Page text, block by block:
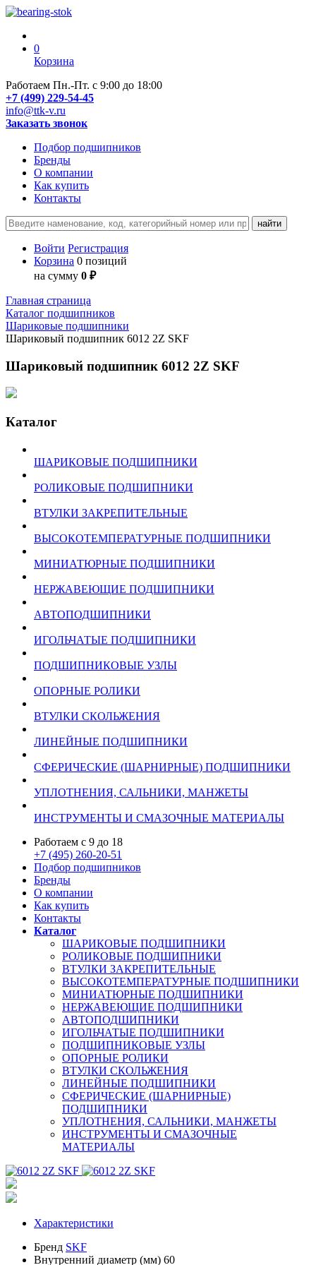
0
Корзина
Работаем Пн.-Пт. с 9:00 до 18:00
+7 (499) 229-54-45
info@ttk-v.ru
Заказать звонок
Подбор подшипников
Бренды
О компании
Как купить
Контакты
Войти Регистрация
Корзина 0 позиций
на сумму 0 ₽
Главная страница
Каталог подшипников
Шариковые подшипники
Шариковый подшипник 6012 2Z SKF
Шариковый подшипник 6012 2Z SKF
Каталог
ШАРИКОВЫЕ ПОДШИПНИКИ
РОЛИКОВЫЕ ПОДШИПНИКИ
ВТУЛКИ ЗАКРЕПИТЕЛЬНЫЕ
ВЫСОКОТЕМПЕРАТУРНЫЕ ПОДШИПНИКИ
МИНИАТЮРНЫЕ ПОДШИПНИКИ
НЕРЖАВЕЮЩИЕ ПОДШИПНИКИ
АВТОПОДШИПНИКИ
ИГОЛЬЧАТЫЕ ПОДШИПНИКИ
ПОДШИПНИКОВЫЕ УЗЛЫ
ОПОРНЫЕ РОЛИКИ
ВТУЛКИ СКОЛЬЖЕНИЯ
ЛИНЕЙНЫЕ ПОДШИПНИКИ
СФЕРИЧЕСКИЕ (ШАРНИРНЫЕ) ПОДШИПНИКИ
УПЛОТНЕНИЯ, САЛЬНИКИ, МАНЖЕТЫ
ИНСТРУМЕНТЫ И СМАЗОЧНЫЕ МАТЕРИАЛЫ
Работаем с 9 до 18
+7 (495) 260-20-51
Подбор подшипников
Бренды
О компании
Как купить
Контакты
Каталог
ШАРИКОВЫЕ ПОДШИПНИКИ
РОЛИКОВЫЕ ПОДШИПНИКИ
ВТУЛКИ ЗАКРЕПИТЕЛЬНЫЕ
ВЫСОКОТЕМПЕРАТУРНЫЕ ПОДШИПНИКИ
МИНИАТЮРНЫЕ ПОДШИПНИКИ
НЕРЖАВЕЮЩИЕ ПОДШИПНИКИ
АВТОПОДШИПНИКИ
ИГОЛЬЧАТЫЕ ПОДШИПНИКИ
ПОДШИПНИКОВЫЕ УЗЛЫ
ОПОРНЫЕ РОЛИКИ
ВТУЛКИ СКОЛЬЖЕНИЯ
ЛИНЕЙНЫЕ ПОДШИПНИКИ
СФЕРИЧЕСКИЕ (ШАРНИРНЫЕ)
ПОДШИПНИКИ
УПЛОТНЕНИЯ, САЛЬНИКИ, МАНЖЕТЫ
ИНСТРУМЕНТЫ И СМАЗОЧНЫЕ
МАТЕРИАЛЫ
Характеристики
Бренд SKF
Внутренний диаметр (мм) 60